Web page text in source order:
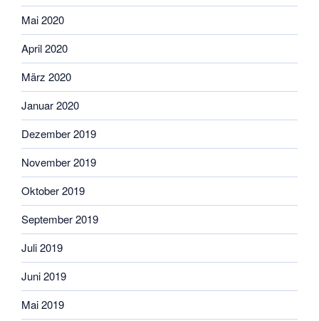
Mai 2020
April 2020
März 2020
Januar 2020
Dezember 2019
November 2019
Oktober 2019
September 2019
Juli 2019
Juni 2019
Mai 2019